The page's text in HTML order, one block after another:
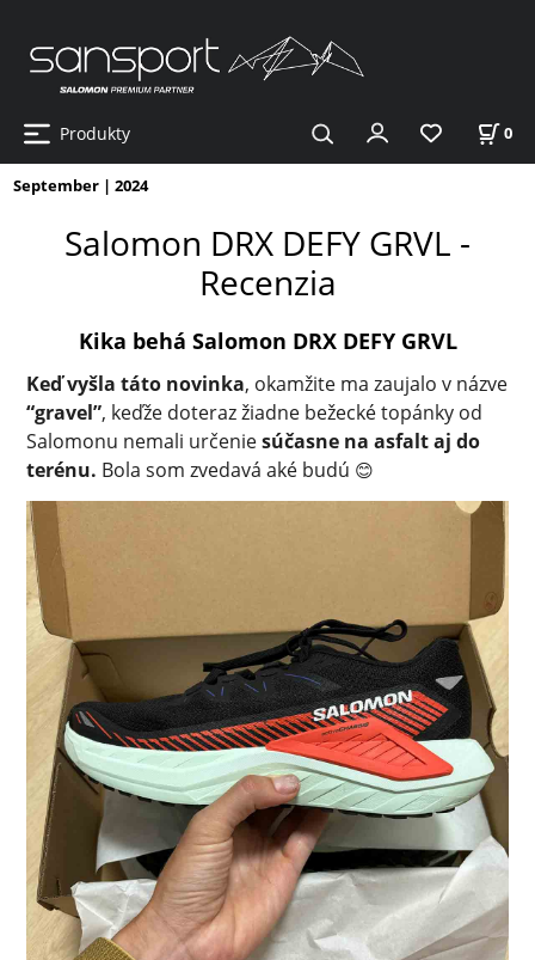
Produkty 0
September | 2024
Salomon DRX DEFY GRVL -
Recenzia
Kika behá Salomon DRX DEFY GRVL
Keď vyšla táto novinka, okamžite ma zaujalo v názve
“gravel”, keďže doteraz žiadne bežecké topánky od
Salomonu nemali určeniesúčasne na asfalt aj do
terénu. Bola som zvedavá aké budú 😊